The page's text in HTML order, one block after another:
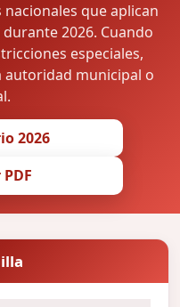
que aplican
2026. Cuando
especiales,
autoridad municipal o
2026